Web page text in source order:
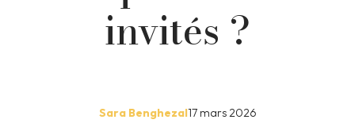
invités ?
17 mars 2026
Sara Benghezal